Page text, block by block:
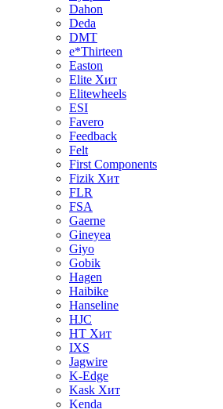
Dahon
Deda
DMT
e*Thirteen
Easton
Elite Хит
Elitewheels
ESI
Favero
Feedback
Felt
First Components
Fizik Хит
FLR
FSA
Gaerne
Gineyea
Giyo
Gobik
Hagen
Haibike
Hanseline
HJC
HT Хит
IXS
Jagwire
K-Edge
Kask Хит
Kenda